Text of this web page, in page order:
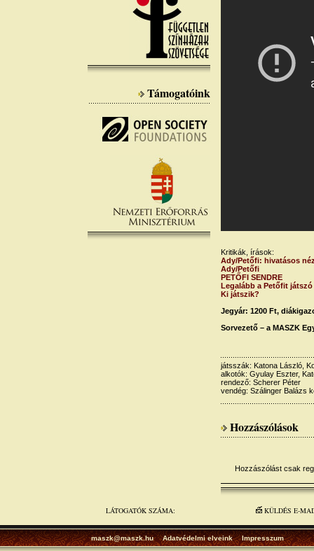
Támogatóink
Kritikák, írások:
Ady/Petőfi: hivatásos
Ady/Petőfi
PETŐFI SENDRE
Legalább a Petőfit
Ki játszik?
Jegyár: 1200 Ft,
Sorvezető – a MASZK
játsszák: Katona László,
alkotók: Gyulay Eszter,
rendező: Scherer Péter
vendég: Szálinger Balázs
Hozzászólások
Hozzászólást csak
LÁTOGATÓK SZÁMA: KÜLDÉS E-
maszk@maszk.hu Adatvédelmi elveink Impresszum